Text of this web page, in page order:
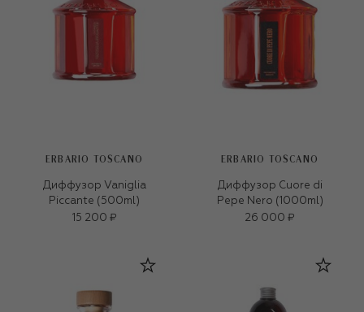
ERBARIO TOSCANO
Диффузор Vaniglia
Piccante (500ml)
15 200 ₽
ERBARIO TOSCANO
Диффузор Cuore di
Pepe Nero (1000ml)
26 000 ₽